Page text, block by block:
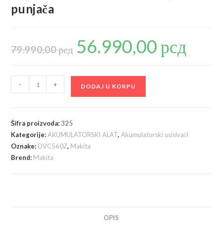
punjača
79.990,00рсд
Originalna
cena
je
56.990,00рсдje:
DVC560Z
uspravni
usisivač,
bez
baterija
- + DODAJ U KORPU
Šifra proizvoda: 325
Kategorije:AKUMULATORSKI ALAT,Akumulatorski usisivači
Oznake: DVC560Z, Makita
Brend: Makita
OPIS